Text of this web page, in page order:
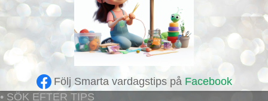
Följ Smarta vardagstips på Facebook
• SÖK EFTER TIPS